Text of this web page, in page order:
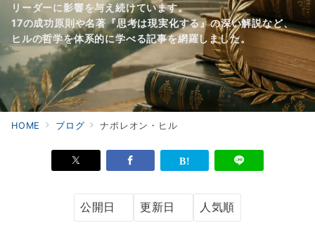
リーダーに影響を与え続けています。
17の成功原則や名著『思考は現実化する』の深い解説など、
ヒルの哲学を体系的に学べる記事を網羅しました。
HOME ブログ ナポレオン・ヒル